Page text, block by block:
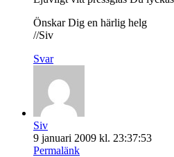
Önskar Dig en härlig helg
//Siv
Svar
Siv
9 januari 2009 kl. 23:37:53
Permalänk